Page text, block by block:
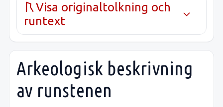
Visa originaltolkning och
runtext
Arkeologisk beskrivning
av runstenen